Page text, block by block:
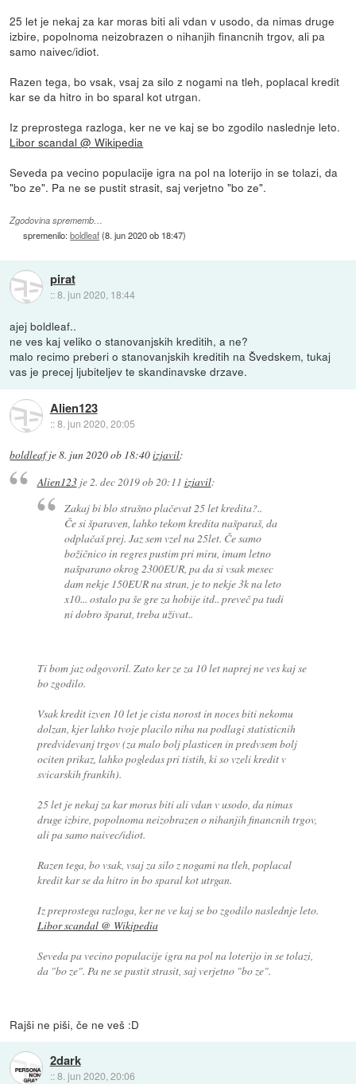
25 let je nekaj za kar moras biti ali vdan v usodo, da nimas druge
izbire, popolnoma neizobrazen o nihanjih financnih trgov, ali pa
samo naivec/idiot.
Razen tega, bo vsak, vsaj za silo z nogami na tleh, poplacal kredit
kar se da hitro in bo sparal kot utrgan.
Iz preprostega razloga, ker ne ve kaj se bo zgodilo naslednje leto.
Libor scandal @ Wikipedia
Seveda pa vecino populacije igra na pol na loterijo in se tolazi, da
"bo ze". Pa ne se pustit strasit, saj verjetno "bo ze".
Zgodovina sprememb…
spremenilo:boldleaf(8. jun 2020 ob 18:47)
pirat
::8. jun 2020, 18:44
ajej boldleaf..
ne ves kaj veliko o stanovanjskih kreditih, a ne?
malo recimo preberi o stanovanjskih kreditih na Švedskem, tukaj
vas je precej ljubiteljev te skandinavske drzave.
Alien123
::8. jun 2020, 20:05
boldleafje8. jun 2020 ob 18:40izjavil:
Alien123je2. dec 2019 ob 20:11 izjavil:
Zakaj bi blo strašno plačevat 25 let kredita?..
Če si šparaven, lahko tekom kredita našparaš, da
odplačaš prej. Jaz sem vzel na 25let. Če samo
božičnico in regres pustim pri miru, imam letno
našparano okrog 2300EUR, pa da si vsak mesec
dam nekje 150EUR na stran, je to nekje 3k na leto
x10... ostalo pa še gre za hobije itd.. preveč pa tudi
ni dobro šparat, treba uživat..
Ti bom jaz odgovoril. Zato ker ze za 10 let naprej ne ves kaj se
bo zgodilo.
Vsak kredit izven 10 let je cista norost in noces biti nekomu
dolzan, kjer lahko tvoje placilo niha na podlagi statisticnih
predvidevanj trgov (za malo bolj plasticen in predvsem bolj
ociten prikaz, lahko pogledas pri tistih, ki so vzeli kredit v
svicarskih frankih).
25 let je nekaj za kar moras biti ali vdan v usodo, da nimas
druge izbire, popolnoma neizobrazen o nihanjih financnih trgov,
ali pa samo naivec/idiot.
Razen tega, bo vsak, vsaj za silo z nogami na tleh, poplacal
kredit kar se da hitro in bo sparal kot utrgan.
Iz preprostega razloga, ker ne ve kaj se bo zgodilo naslednje leto.
Libor scandal @ Wikipedia
Seveda pa vecino populacije igra na pol na loterijo in se tolazi,
da "bo ze". Pa ne se pustit strasit, saj verjetno "bo ze".
Rajši ne piši, če ne veš :D
2dark
::8. jun 2020, 20:06